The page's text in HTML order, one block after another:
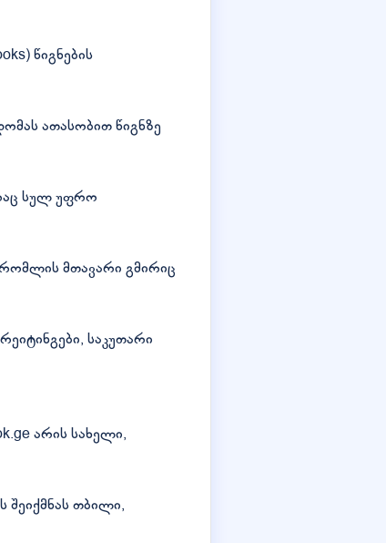
წიგნების
ათასობით წიგნზე
სულ უფრო
რომლის მთავარი გმირიც
საკუთარი
არის სახელი,
შეიქმნას თბილი,